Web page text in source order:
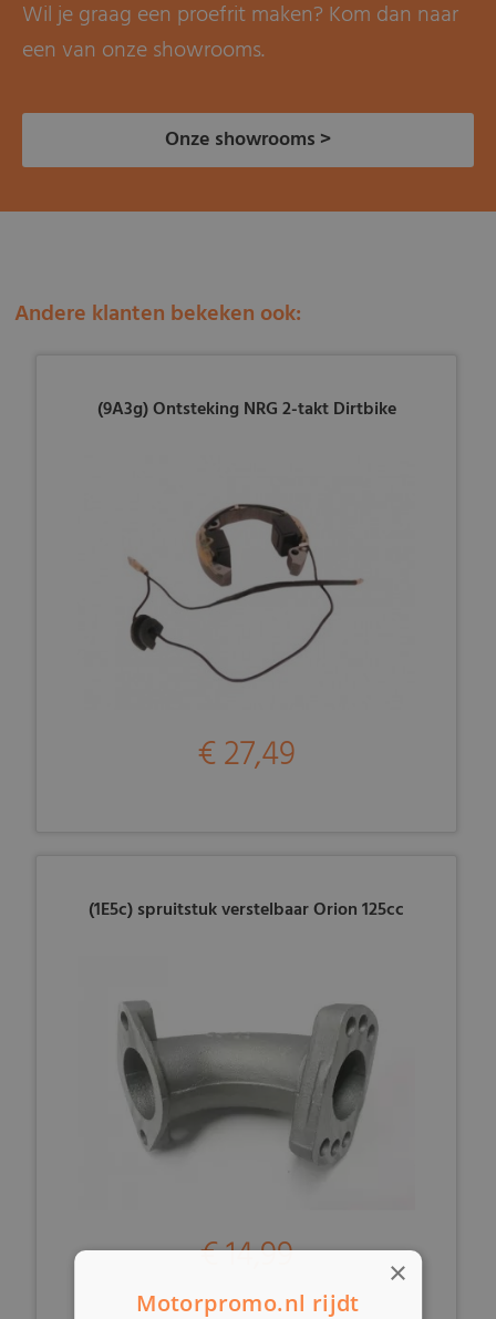
Wil je graag een proefrit maken? Kom dan naar
een van onze showrooms.
Onze showrooms >
Andere klanten bekeken ook:
(9A3g) Ontsteking NRG 2-takt Dirtbike
€ 27,49
(1E5c) spruitstuk verstelbaar Orion 125cc
€ 14,99 ×
Motorpromo.nl rijdt